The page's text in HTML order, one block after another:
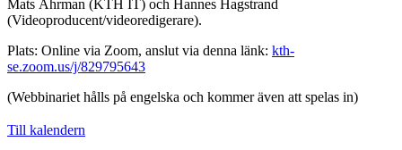
Mats Åhrman (KTH IT) och Hannes Hagstrand
(Videoproducent/videoredigerare).
Plats: Online via Zoom, anslut via denna länk: kth-
se.zoom.us/j/829795643
(Webbinariet hålls på engelska och kommer även att spelas in)
Till kalendern